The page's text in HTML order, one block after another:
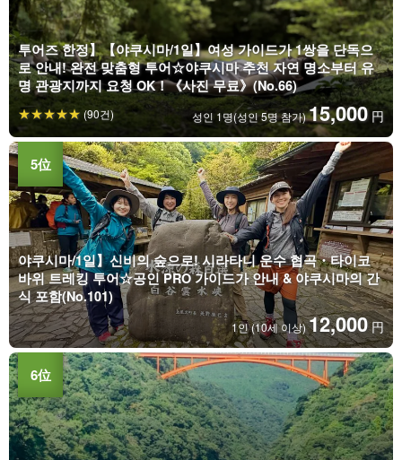
투어즈 한정】【야쿠시마/1일】여성 가이드가 1쌍을 단독으
로 안내! 완전 맞춤형 투어☆야쿠시마 추천 자연 명소부터 유
명 관광지까지 요청 OK！《사진 무료》(No.66)
성인 1명(성인 5명 참가)15,000 円
(90건)
야쿠시마/1일】신비의 숲으로! 시라타니 운수 협곡・타이코
바위 트레킹 투어☆공인 PRO 가이드가 안내 & 야쿠시마의 간
식 포함(No.101)
1인 (10세 이상)12,000 円